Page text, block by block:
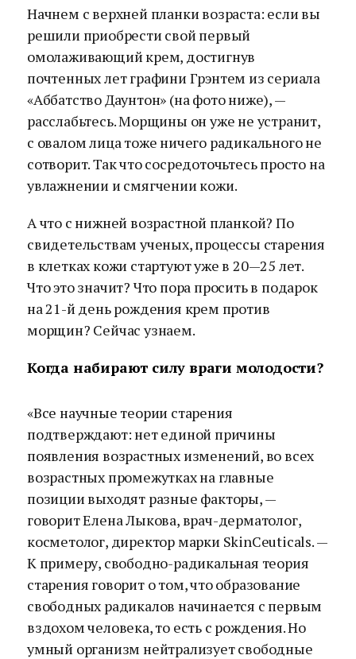
Начнем с верхней планки возраста: если вы
решили приобрести свой первый
омолаживающий крем, достигнув
почтенных лет графини Грэнтем из сериала
«Аббатство Даунтон» (на фото ниже), —
расслабьтесь. Морщины он уже не устранит,
с овалом лица тоже ничего радикального не
сотворит. Так что сосредоточьтесь просто на
увлажнении и смягчении кожи.
А что с нижней возрастной планкой? По
свидетельствам ученых, процессы старения
в клетках кожи стартуют уже в 20—25 лет.
Что это значит? Что пора просить в подарок
на 21-й день рождения крем против
морщин? Сейчас узнаем.
Когда набирают силу враги молодости?
«Все научные теории старения
подтверждают: нет единой причины
появления возрастных изменений, во всех
возрастных промежутках на главные
позиции выходят разные факторы, —
говорит Елена Лыкова, врач-дерматолог,
косметолог, директор марки SkinCeuticals. —
К примеру, свободно-радикальная теория
старения говорит о том, что образование
свободных радикалов начинается с первым
вздохом человека, то есть с рождения. Но
умный организм нейтрализует свободные